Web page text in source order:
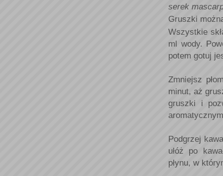
serek
Gruszki
Wszystkie
ml wody.
potem gotuj
Zmniejsz
minut, aż
gruszki i
Podgrzej
ułóż po
płynu, w